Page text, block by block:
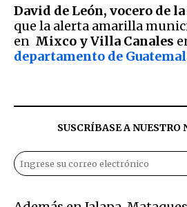
David de León, vocero de
que la alerta amarilla
en Mixco y Villa Canales
departamento de
SUSCRÍBASE A NUESTRO